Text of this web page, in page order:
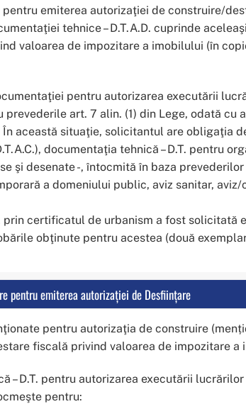
pentru emiterea autorizaţiei de construire/
tehnice – D.T.A.D. cuprinde
valoarea de impozitare a imobilului (în
pentru autorizarea executării
prevederile art. 7 alin. (1) din Lege, odată
această situaţie, solicitantul are obligaţia
documentaţia tehnică – D.T. pentru
şi desenate -, întocmită în baza
a domeniului public, aviz sanitar,
prin certificatul de urbanism a fost solicitată
obţinute pentru acestea (două
pentru emiterea autorizaţiei de Desfiinţare
pentru autorizaţia de construire
fiscală privind valoarea de impozitare a
– D.T. pentru autorizarea executării
pentru: